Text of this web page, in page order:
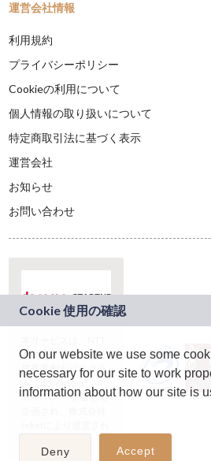
運営会社情報
利用規約
プライバシーポリシー
Cookieの利用について
個人情報の取り扱いについて
特定商取引法に基づく表示
運営会社
お知らせ
お問い合わせ
ドコモグループの新
規事業創出プログラ
ム「docomo
STARTUP」を通じて
On our website we use some
necessary for our site to work
information about how our site is
Deny Accept